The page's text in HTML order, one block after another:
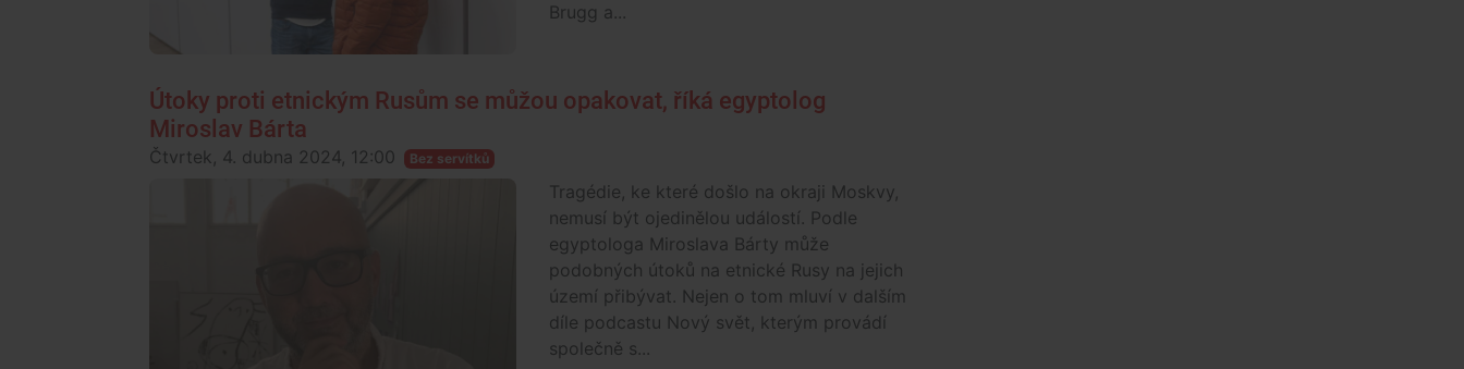
Brugg a...
Útoky proti etnickým Rusům se můžou opakovat, říká egyptolog
Miroslav Bárta
Čtvrtek, 4. dubna 2024, 12:00 Bez servítků
Tragédie, ke které došlo na okraji Moskvy,
nemusí být ojedinělou událostí. Podle
egyptologa Miroslava Bárty může
podobných útoků na etnické Rusy na jejich
území přibývat. Nejen o tom mluví v dalším
díle podcastu Nový svět, kterým provádí
společně s...